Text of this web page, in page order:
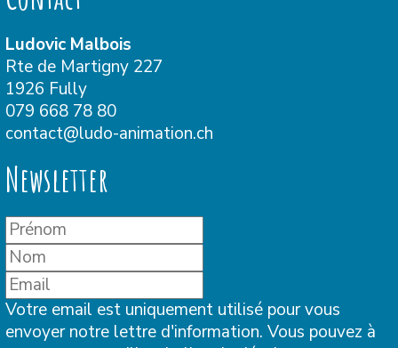
Ludovic Malbois
Rte de Martigny 227
1926 Fully
079 668 78 80
contact@ludo-animation.ch
Newsletter
Votre email est uniquement utilisé pour vous
envoyer notre lettre d'information. Vous pouvez à